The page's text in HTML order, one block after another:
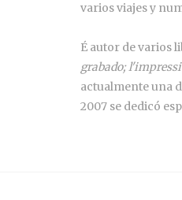
varios viajes y
É autor de varios
grabado;
actualmente una
2007 se dedicó